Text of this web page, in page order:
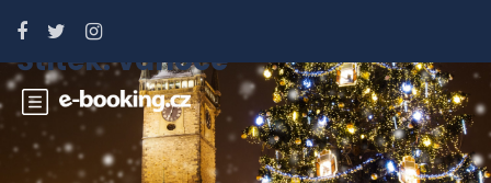
Štítek:vánoce